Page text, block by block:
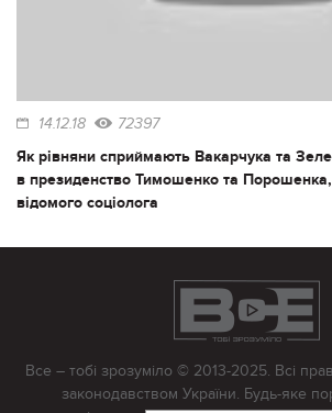
14.12.18 72397
Як рівняни сприймають Вакарчука та
в президенство Тимошенко та Порошенка,
відомого соціолога
Все – тобі зрозуміло © 2013-2025. Всі
законодавством України. Будь-яке